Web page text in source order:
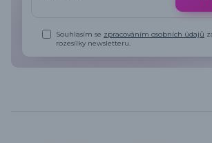
Souhlasím se zpracováním osobních údajů
rozesílky newsletteru.